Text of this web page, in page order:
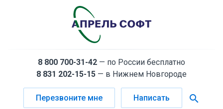
8 800 700-31-42 — по России бесплатно
8 831 202-15-15 — в Нижнем Новгороде
Перезвоните мне Написать search